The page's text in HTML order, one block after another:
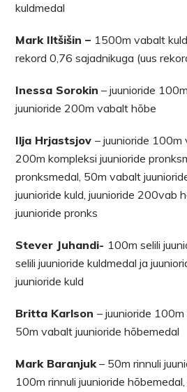
kuldmedal
Mark Iltšišin – 1500m vabalt
rekord 0,76 sajadnikuga (uus
Inessa Sorokin – juunioride
juunioride 200m vabalt hõbe
Ilja Hrjastsjov– juunioride 100m
200m kompleksi juunioride
pronksmedal, 50m vabalt
juunioride kuld, juunioride 200vab
juunioride pronks
Stever Juhandi- 100m selili
selili juunioride kuldmedal ja
juunioride kuld
Britta Karlson– juunioride
50m vabalt juunioride hõbemedal
Mark Baranjuk– 50m rinnuli
100m rinnuli juunioride